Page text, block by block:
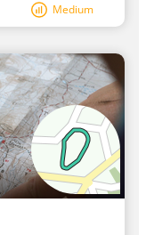
Medium